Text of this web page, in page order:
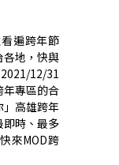
遍跨年節
各地，快與
2021/12/31
年專區的合
」高雄跨年
時、最多
快來MOD跨